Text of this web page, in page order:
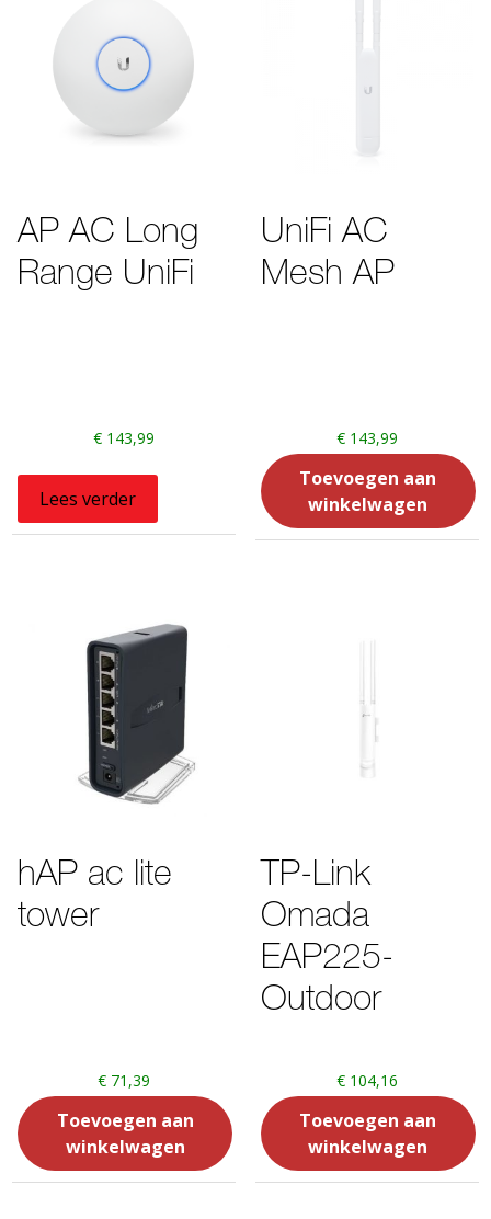
AP AC Long
Range UniFi
€ 143,99
Lees verder
UniFi AC
Mesh AP
€143,99
Toevoegen aan
winkelwagen
hAP ac lite
tower
€ 71,39
Toevoegen aan
winkelwagen
TP-Link
Omada
EAP225-
Outdoor
€104,16
Toevoegen aan
winkelwagen